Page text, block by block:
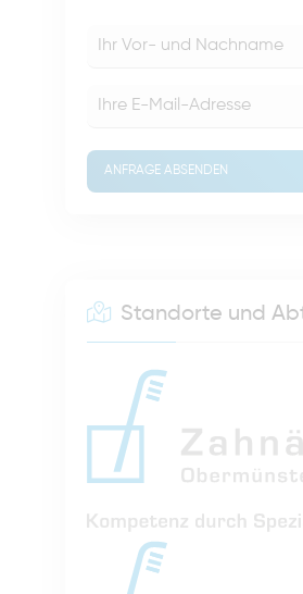
ANFRAGE ABSENDEN
Standorte und